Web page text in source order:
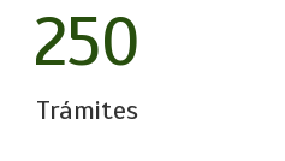
250
Trámites